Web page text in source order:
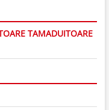
TAMADUITOARE